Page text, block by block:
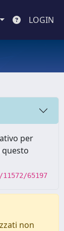
LOGIN
per
questo
65197
non